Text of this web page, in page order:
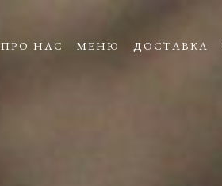
ПРО НАС МЕНЮ ДОСТАВКА